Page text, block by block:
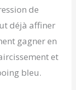
de
déjà affiner
gagner en
et
bleu.